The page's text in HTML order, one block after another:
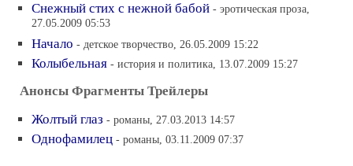
Снежный стих с нежной бабой - эротическая проза,
27.05.2009 05:53
Начало - детское творчество, 26.05.2009 15:22
Колыбельная - история и политика, 13.07.2009 15:27
Анонсы Фрагменты Трейлеры
Жолтый глаз - романы, 27.03.2013 14:57
Однофамилец - романы, 03.11.2009 07:37